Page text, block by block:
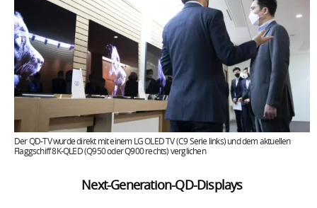
Der QD-TV wurde direkt mit einem LG OLED TV (C9 Serie links) und dem aktuellen
Flaggschiff 8K-QLED (Q950 oder Q900 rechts) verglichen
Next-Generation-QD-Displays